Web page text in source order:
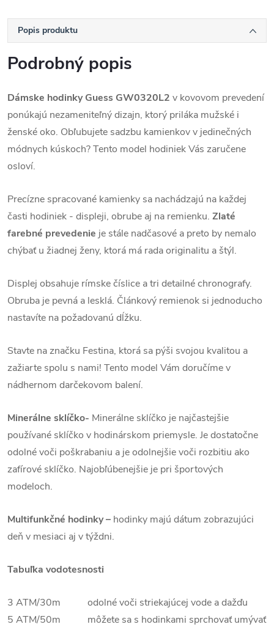
Popis produktu
Podrobný popis
Dámske hodinky Guess GW0320L2 v kovovom prevedení
ponúkajú nezameniteľný dizajn, ktorý priláka mužské i
ženské oko. Obľubujete sadzbu kamienkov v jedinečných
módnych kúskoch? Tento model hodiniek Vás zaručene
osloví.
Precízne spracované kamienky sa nachádzajú na každej
časti hodiniek - displeji, obrube aj na remienku. Zlaté
farebné prevedenie je stále nadčasové a preto by nemalo
chýbať u žiadnej ženy, ktorá má rada originalitu a štýl.
Displej obsahuje rímske číslice a tri detailné chronografy.
Obruba je pevná a lesklá. Článkový remienok si jednoducho
nastavíte na požadovanú dĺžku.
Stavte na značku Festina, ktorá sa pýši svojou kvalitou a
zažiarte spolu s nami! Tento model Vám doručíme v
nádhernom darčekovom balení.
Minerálne sklíčko- Minerálne sklíčko je najčastejšie
používané sklíčko v hodinárskom priemysle. Je dostatočne
odolné voči poškrabaniu a je odolnejšie voči rozbitiu ako
zafírové sklíčko. Najobľúbenejšie je pri športových
modeloch.
Multifunkčné hodinky – hodinky majú dátum zobrazujúci
deň v mesiaci aj v týždni.
Tabuľka vodotesnosti
3 ATM/30m odolné voči striekajúcej vode a dažďu
5 ATM/50m môžete sa s hodinkami sprchovať umývať